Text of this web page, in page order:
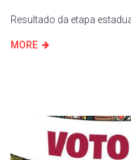
Resultado da etapa
MORE